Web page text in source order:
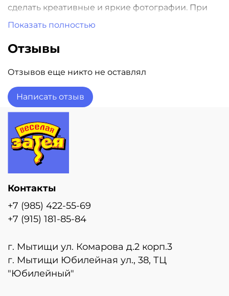
сделать креативные и яркие фотографии. При
надувании рекомендуется использовать гелий.
надувание. Размер шара в ненадутом виде 99 (W)
x 76 (H)см. Внимание! Реальный цвет товара
может незначительно отличаться от
от настроек вашего монитора.
Стоимость товара указана с учётом надувки
гелием!
Показать полностью
Отзывы
Отзывов еще никто не оставлял
Написать отзыв
Контакты
+7 (985) 422-55-69
+7 (915) 181-85-84
г. Мытищи ул. Комарова д.2 корп.3
г. Мытищи Юбилейная ул., 38, ТЦ
"Юбилейный"